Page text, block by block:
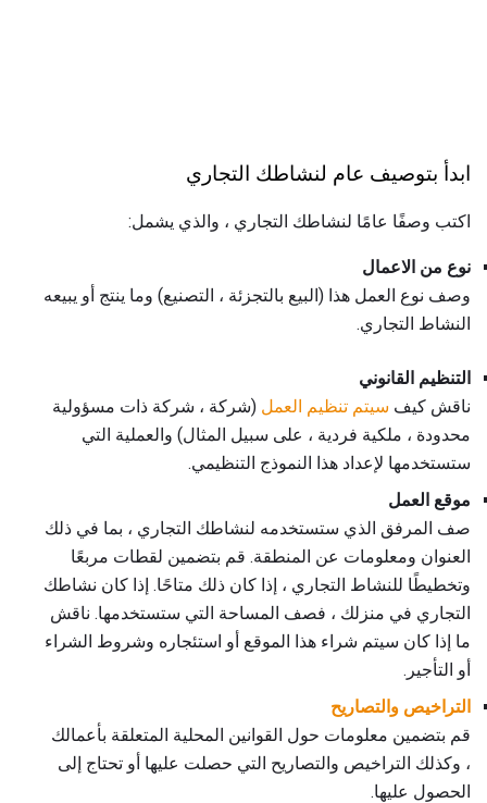
ابدأ بتوصيف عام لنشاطك التجاري
اكتب وصفًا عامًا لنشاطك التجاري ، والذي يشمل:
نوع من الاعمال
وصف نوع العمل هذا (البيع بالتجزئة ، التصنيع) وما ينتج أو يبيعه
النشاط التجاري.
التنظيم القانوني
ناقش كيف سيتم تنظيم العمل (شركة ، شركة ذات مسؤولية
محدودة ، ملكية فردية ، على سبيل المثال) والعملية التي
ستستخدمها لإعداد هذا النموذج التنظيمي.
موقع العمل
صف المرفق الذي ستستخدمه لنشاطك التجاري ، بما في ذلك
العنوان ومعلومات عن المنطقة. قم بتضمين لقطات مربعًا
وتخطيطًا للنشاط التجاري ، إذا كان ذلك متاحًا. إذا كان نشاطك
التجاري في منزلك ، فصف المساحة التي ستستخدمها. ناقش
ما إذا كان سيتم شراء هذا الموقع أو استئجاره وشروط الشراء
أو التأجير.
التراخيص والتصاريح
قم بتضمين معلومات حول القوانين المحلية المتعلقة بأعمالك
، وكذلك التراخيص والتصاريح التي حصلت عليها أو تحتاج إلى
الحصول عليها.